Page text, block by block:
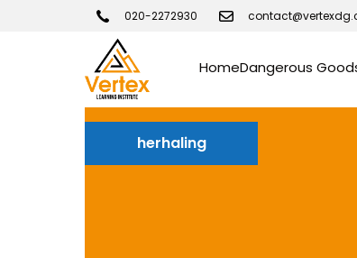
020-2272930
HomeDangerous
herhaling